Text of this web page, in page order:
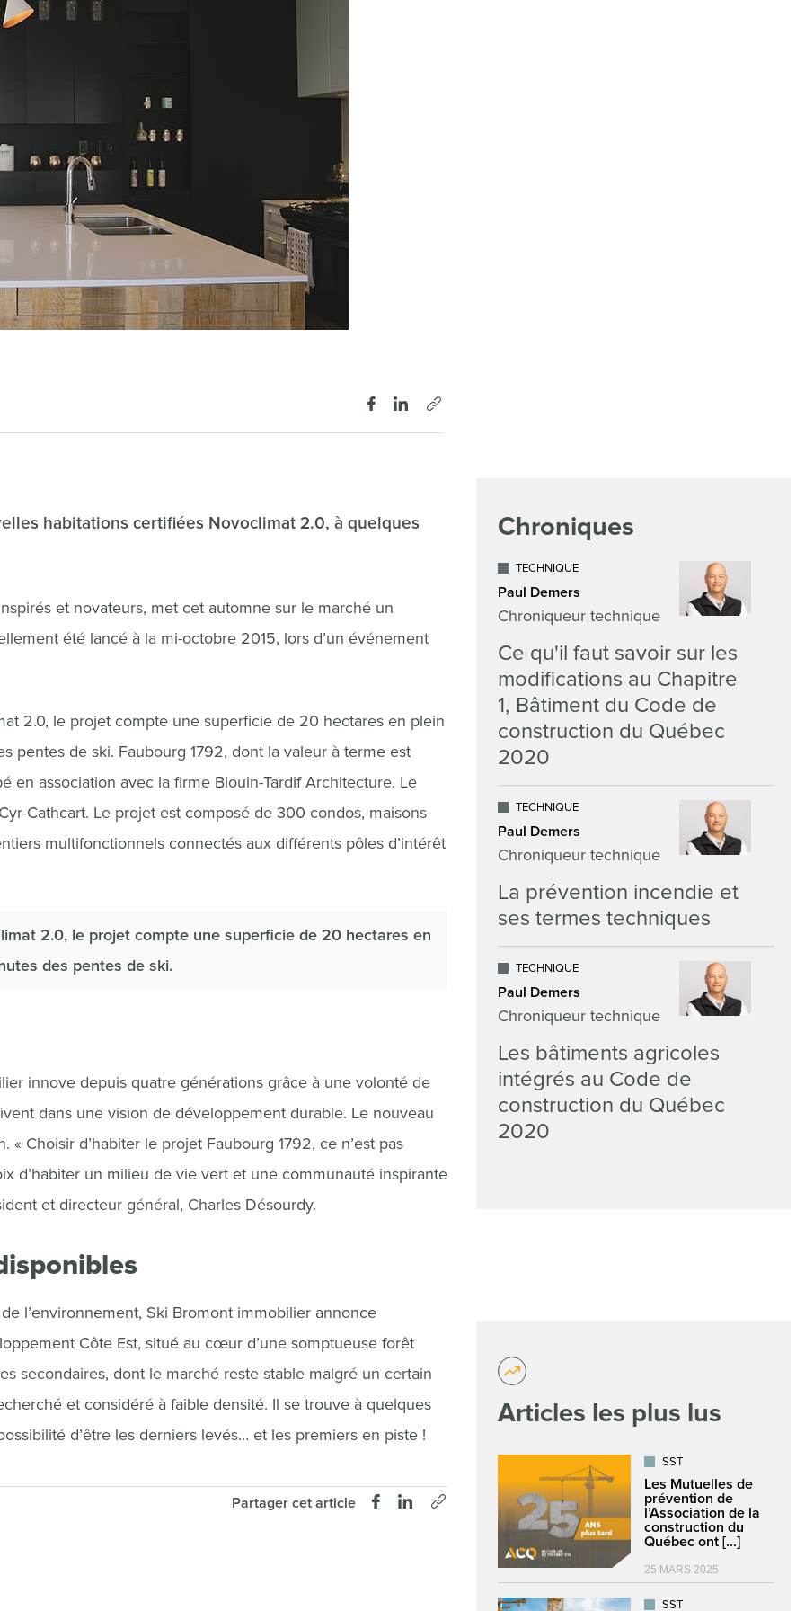
habitations certifiées Novoclimat 2.0, à quelques
et novateurs, met cet automne sur le marché un
été lancé à la mi-octobre 2015, lors d’un événement
2.0, le projet compte une superficie de 20 hectares en plein
de ski. Faubourg 1792, dont la valeur à terme est
association avec la firme Blouin-Tardif Architecture. Le
Cathcart. Le projet est composé de 300 condos, maisons
multifonctionnels connectés aux différents pôles d’intérêt
2.0, le projet compte une superficie de 20 hectares en
des pentes de ski.
innove depuis quatre générations grâce à une volonté de
dans une vision de développement durable. Le nouveau
Choisir d’habiter le projet Faubourg 1792, ce n’est pas
d’habiter un milieu de vie vert et une communauté inspirante
et directeur général, Charles Désourdy.
l’environnement, Ski Bromont immobilier annonce
Côte Est, situé au cœur d’une somptueuse forêt
secondaires, dont le marché reste stable malgré un certain
et considéré à faible densité. Il se trouve à quelques
d’être les derniers levés… et les premiers en piste !
Partager cet article
Chroniques
TECHNIQUE
Paul Demers
Chroniqueur technique
Ce qu'il faut savoir sur les
modifications au Chapitre
1, Bâtiment du Code de
construction du Québec
2020
TECHNIQUE
Paul Demers
Chroniqueur technique
La prévention incendie et
ses termes techniques
TECHNIQUE
Paul Demers
Chroniqueur technique
Les bâtiments agricoles
intégrés au Code de
construction du Québec
2020
Articles les plus lus
SST
Les Mutuelles de
prévention de
l’Association de la
construction du
Québec ont [...]
25 MARS 2025
SST